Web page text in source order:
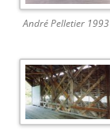
André Pelletier 1993